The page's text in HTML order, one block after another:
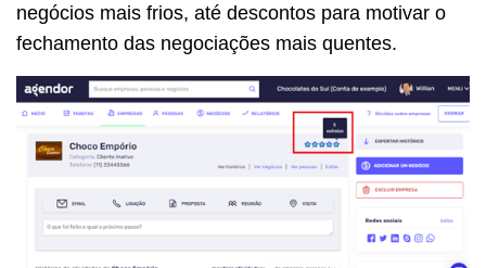
negócios mais frios, até descontos para motivar o
fechamento das negociações mais quentes.